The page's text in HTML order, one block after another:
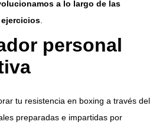
a lo largo de las
.
personal
tu resistencia en boxing a través del
preparadas e impartidas por